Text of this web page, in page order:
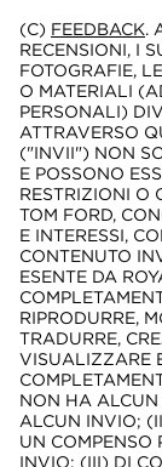
(C) FEEDBACK.
RECENSIONI, I
FOTOGRAFIE,
O MATERIALI
PERSONALI)
ATTRAVERSO
("INVII") NON
E POSSONO
RESTRIZIONI O
TOM FORD,
E INTERESSI,
CONTENUTO
ESENTE DA
RIPRODURRE,
TRADURRE,
VISUALIZZARE
NON HA ALCUN
ALCUN INVIO;
UN COMPENSO
INVIO; (III) DI